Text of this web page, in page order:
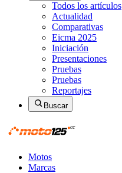
Todos los artículos
Actualidad
Comparativas
Eicma 2025
Iniciación
Presentaciones
Pruebas
Pruebas
Reportajes
Buscar
Motos
Marcas